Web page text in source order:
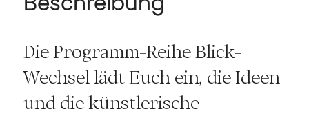
Die Programm-Reihe Blick-
Wechsel lädt Euch ein, die Ideen
und die künstlerische